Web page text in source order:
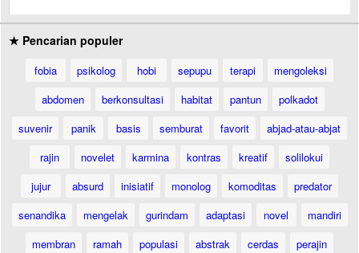
★ Pencarian populer
fobia psikolog hobi sepupu terapi
mengoleksi
abdomen
berkonsultasi habitat pantun
polkadot
suvenir
panik basis semburat favorit
abjad-atau-abjat
rajin
novelet karmina kontras kreatif
solilokui
jujur
absurd inisiatif monolog komoditas
predator
senandika
mengelak gurindam adaptasi novel
mandiri
membran
ramah populasi abstrak cerdas
perajin